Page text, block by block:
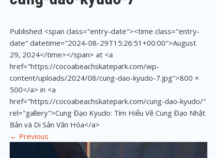
Published <span class="entry-date"><time class="entry-
date" datetime="2024-08-29T15:26:51+00:00">August
29, 2024</time></span> at <a
href="https://cocoabeachskatepark.com/wp-
content/uploads/2024/08/cung-dao-kyudo-7.jpg">800 ×
500</a> in <a
href="https://cocoabeachskatepark.com/cung-dao-kyudo/"
rel="gallery">Cung Đạo Kyudo: Tìm Hiểu Về Cung Đạo Nhật
Bản và Di Sản Văn Hóa</a>
← Previous